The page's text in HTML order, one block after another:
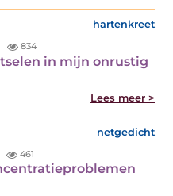
hartenkreet
834
in mijn onrustig
Lees meer >
netgedicht
461